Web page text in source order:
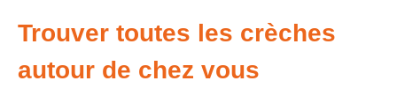
Trouver toutes les crèches
autour de chez vous